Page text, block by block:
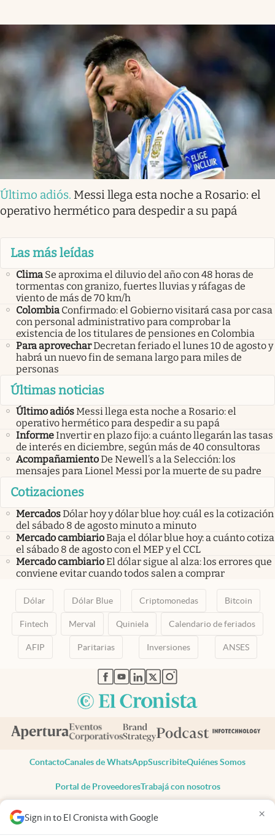
Sign in to El Cronista with Google ×
Último adiós. Messi llega esta noche a Rosario: el
operativo hermético para despedir a su papá
Las más leídas
Clima Se aproxima el diluvio del año con 48 horas de
tormentas con granizo, fuertes lluvias y ráfagas de
viento de más de 70 km/h
Colombia Confirmado: el Gobierno visitará casa por casa
con personal administrativo para comprobar la
existencia de los titulares de pensiones en Colombia
Para aprovecharDecretan feriado el lunes 10 de agosto y
habrá un nuevo fin de semana largo para miles de
personas
Últimas noticias
Último adiósMessi llega esta noche a Rosario: el
operativo hermético para despedir a su papá
InformeInvertir en plazo fijo: a cuánto llegarán las tasas
de interés en diciembre, según más de 40 consultoras
AcompañamientoDe Newell’s a la Selección: los
mensajes para Lionel Messi por la muerte de su padre
Cotizaciones
MercadosDólar hoy y dólar blue hoy: cuál es la cotización
del sábado 8 de agosto minuto a minuto
Mercado cambiarioBaja el dólar blue hoy: a cuánto cotiza
el sábado 8 de agosto con el MEP y el CCL
Mercado cambiarioEl dólar sigue al alza: los errores que
conviene evitar cuando todos salen a comprar
Dólar Dólar Blue Criptomonedas Bitcoin
Fintech Merval Quiniela Calendario de feriados
AFIP Paritarias Inversiones ANSES
abre en nueva pestaña
abre en nueva pestaña
abre en nueva pestaña
abre en nueva pestaña
abre en nueva pestaña
ContactoCanales de WhatsAppSuscribiteQuiénes Somos
Portal de ProveedoresTrabajá con nosotros
Todos los derechos reservados